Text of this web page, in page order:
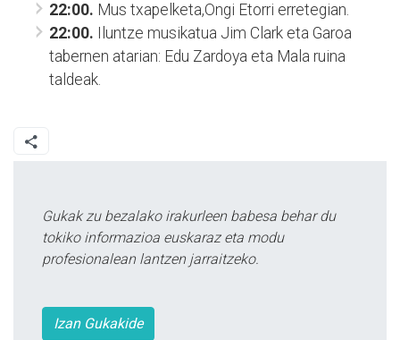
22:00. Mus txapelketa,Ongi Etorri erretegian.
22:00. Iluntze musikatua Jim Clark eta Garoa
tabernen atarian: Edu Zardoya eta Mala ruina
taldeak.
Gukak zu bezalako irakurleen babesa behar du
tokiko informazioa euskaraz eta modu
profesionalean lantzen jarraitzeko.
Izan Gukakide